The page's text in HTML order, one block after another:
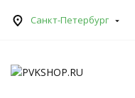
Санкт-Петербург